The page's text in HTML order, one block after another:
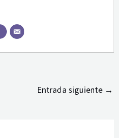
Entrada siguiente →